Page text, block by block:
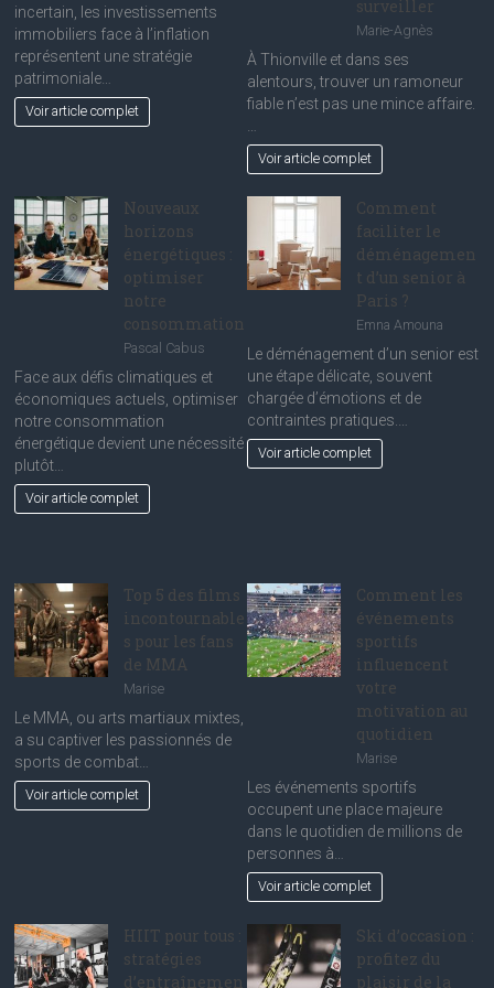
incertain, les investissements
immobiliers face à l’inflation
représentent une stratégie
patrimoniale…
Voir article complet
surveiller
Marie-Agnès
À Thionville et dans ses
alentours, trouver un ramoneur
fiable n’est pas une mince affaire.
Voir article complet
Nouveaux
horizons
énergétiques :
optimiser
notre
consommation
Pascal Cabus
Face aux défis climatiques et
économiques actuels, optimiser
notre consommation
énergétique devient une nécessité
plutôt…
Voir article complet
Comment
faciliter le
déménagemen
t d’un senior à
Paris ?
Emna Amouna
Le déménagement d’un senior est
une étape délicate, souvent
chargée d’émotions et de
contraintes pratiques.…
Voir article complet
Top 5 des films
incontournable
s pour les fans
de MMA
Marise
Le MMA, ou arts martiaux mixtes,
a su captiver les passionnés de
sports de combat…
Voir article complet
Comment les
événements
sportifs
influencent
votre
motivation au
quotidien
Marise
Les événements sportifs
occupent une place majeure
dans le quotidien de millions de
personnes à…
Voir article complet
HIIT pour tous :
stratégies
d’entraînemen
Ski d’occasion :
profitez du
plaisir de la